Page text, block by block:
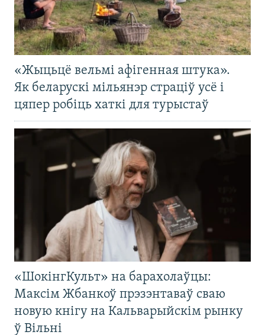
«Жыцьцё вельмі афігенная штука».
Як беларускі мільянэр страціў усё і
цяпер робіць хаткі для турыстаў
«ШокінгКульт» на барахолаўцы:
Максім Жбанкоў прэзэнтаваў сваю
новую кнігу на Кальварыйскім рынку
ў Вільні